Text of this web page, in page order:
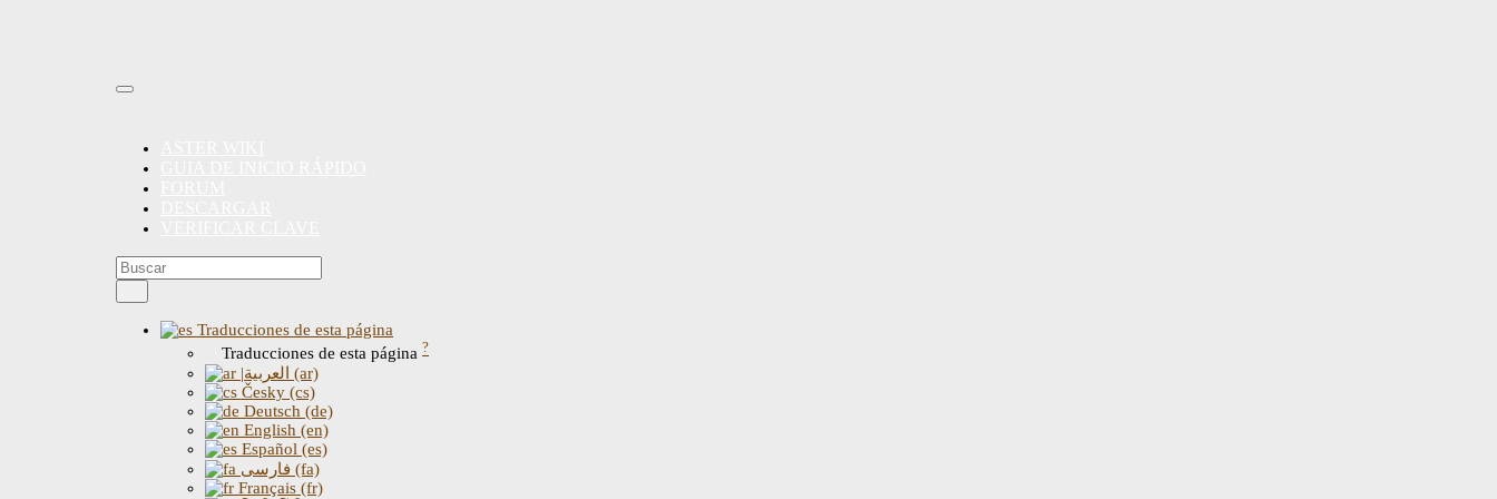
Traducciones de esta página
Traducciones de esta página ?
|العربية (ar)
Česky (cs)
Deutsch (de)
English (en)
Español (es)
فارسی (fa)
Français (fr)